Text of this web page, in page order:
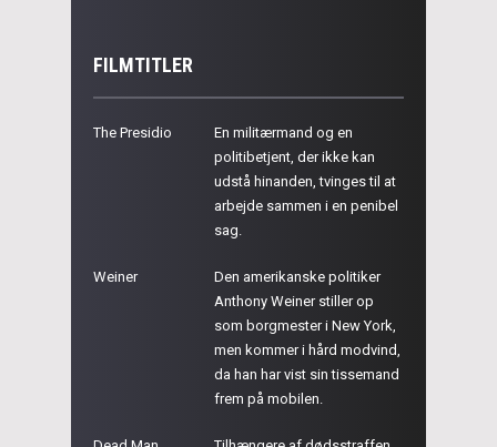
FILMTITLER
The Presidio
En militærmand og en
politibetjent, der ikke kan
udstå hinanden, tvinges til at
arbejde sammen i en penibel
sag.
Weiner
Den amerikanske politiker
Anthony Weiner stiller op
som borgmester i New York,
men kommer i hård modvind,
da han har vist sin tissemand
frem på mobilen.